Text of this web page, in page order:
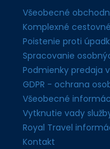
Všeobecné
Komplexné
Poistenie proti
Spracovanie
Podmienky predaja
GDPR - ochrana
Všeobecné
Vytknutie vady
Royal Travel
Kontakt